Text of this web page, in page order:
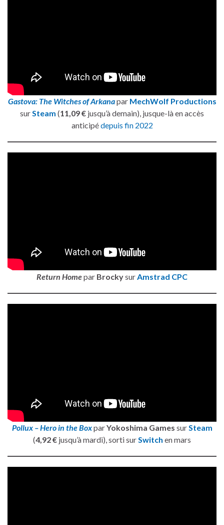
Gastova: The Witches of Arkanapar MechWolf Productions
surSteam (11,09 € jusqu’à demain), jusque-là en accès
anticipédepuis fin 2022
Return Homepar Brockysur Amstrad CPC
Pollux – Hero in the BoxparYokoshima Games sur Steam
(4,92 € jusqu’à mardi), sorti sur Switch en mars